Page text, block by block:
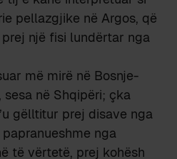
pellazgjike në Argos, që
një fisi lundërtar nga
më mirë në Bosnje-
sesa në Shqipëri; çka
gëlltitur prej disave nga
nga
të vërtetë, prej kohësh